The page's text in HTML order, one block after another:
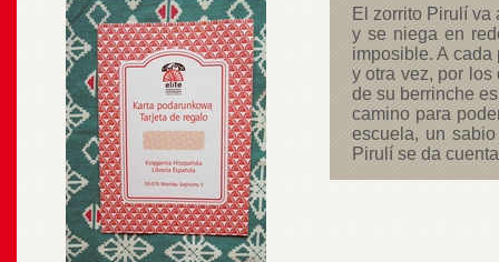
El zorrito Pirulí va
y se niega en
imposible. A
y otra vez, por
de su berrinche
camino para
escuela, un
Pirulí se da